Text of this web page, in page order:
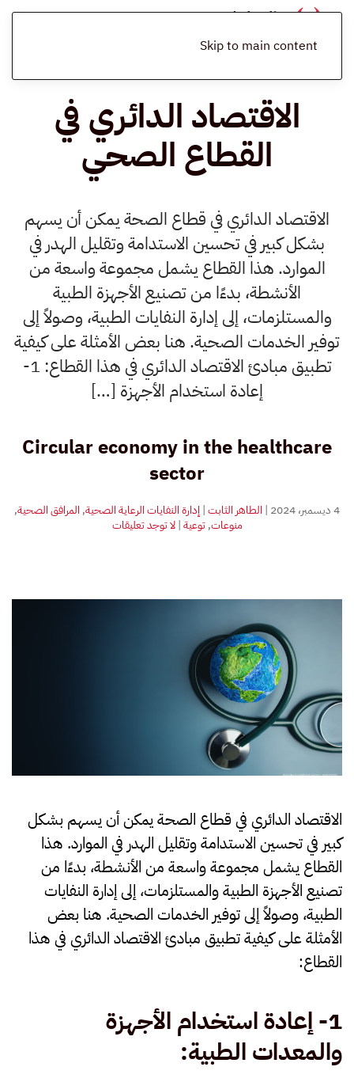
Skip to main content
القطاع الصحي
الاقتصاد الدائري في
القطاع الصحي
الاقتصاد الدائري في قطاع الصحة يمكن أن يسهم
بشكل كبير في تحسين الاستدامة وتقليل الهدر في
الموارد. هذا القطاع يشمل مجموعة واسعة من
الأنشطة، بدءًا من تصنيع الأجهزة الطبية
والمستلزمات، إلى إدارة النفايات الطبية، وصولاً إلى
توفير الخدمات الصحية. هنا بعض الأمثلة على كيفية
تطبيق مبادئ الاقتصاد الدائري في هذا القطاع: 1-
إعادة استخدام الأجهزة […]
Circular economy in the healthcare
sector
4 ديسمبر، 2024 | الطاهر الثابت| إدارة النفايات الرعاية الصحية, المرافق الصحية,
منوعات,توعية|لا توجد تعليقاتعلى
الصحي
الاقتصاد الدائري في قطاع الصحة يمكن أن يسهم بشكل
كبير في تحسين الاستدامة وتقليل الهدر في الموارد. هذا
القطاع يشمل مجموعة واسعة من الأنشطة، بدءًا من
تصنيع الأجهزة الطبية والمستلزمات، إلى إدارة النفايات
الطبية، وصولاً إلى توفير الخدمات الصحية. هنا بعض
الأمثلة على كيفية تطبيق مبادئ الاقتصاد الدائري في هذا
القطاع:
1- إعادة استخدام الأجهزة
والمعدات الطبية: